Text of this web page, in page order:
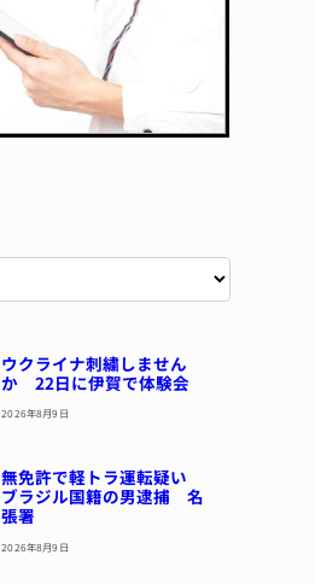
ウクライナ刺繍しません
か 22日に伊賀で体験会
2026年8月9日
無免許で軽トラ運転疑い
ブラジル国籍の男逮捕 名
張署
2026年8月9日